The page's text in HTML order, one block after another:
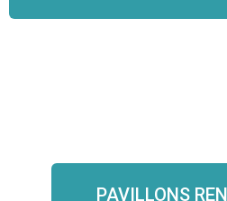
PAVILLONS